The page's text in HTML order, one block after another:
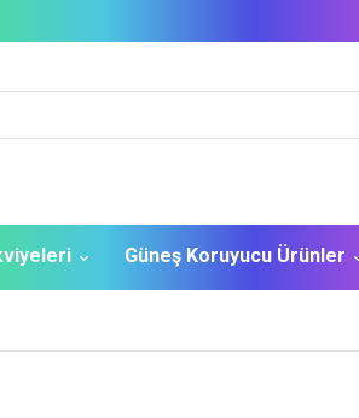
Güneş Koruyucu Ürünler